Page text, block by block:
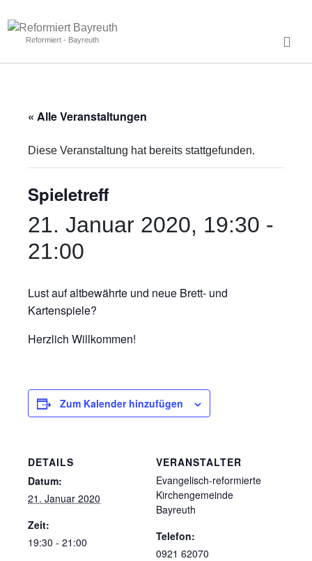
Reformiert - Bayreuth
« Alle Veranstaltungen
Diese Veranstaltung hat bereits stattgefunden.
Spieletreff
21. Januar 2020, 19:30 -
21:00
Lust auf altbewährte und neue Brett- und
Kartenspiele?
Herzlich Willkommen!
Zum Kalender hinzufügen
DETAILS
Datum:
21. Januar 2020
Zeit:
19:30 - 21:00
VERANSTALTER
Evangelisch-reformierte
Kirchengemeinde
Bayreuth
Telefon:
0921 62070